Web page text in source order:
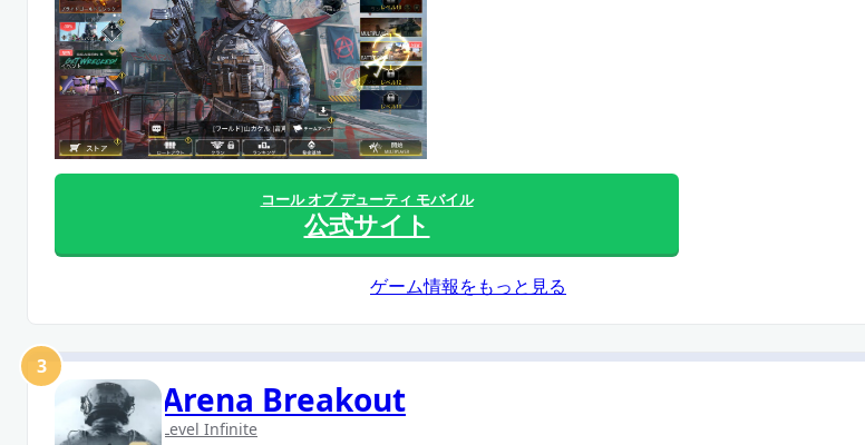
コール オブ デューティ モバイル
公式サイト
ゲーム情報をもっと見る
Arena Breakout
Level Infinite
3